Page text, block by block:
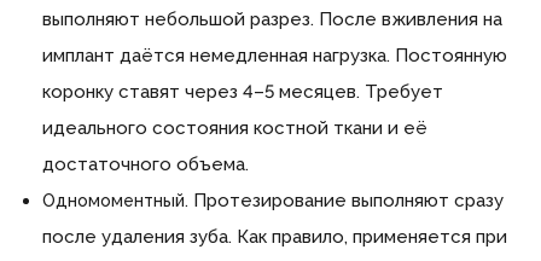
выполняют небольшой разрез. После вживления на
имплант даётся немедленная нагрузка. Постоянную
коронку ставят через 4–5 месяцев. Требует
идеального состояния костной ткани и её
достаточного объема.
Одномоментный. Протезирование выполняют сразу
после удаления зуба. Как правило, применяется при